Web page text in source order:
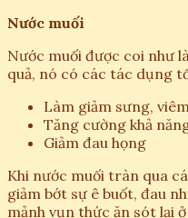
Nước muối
Nước muối được coi như
quả, nó có các tác dụng
Làm giảm sưng,
Tăng cường khả
Giảm đau họng
Khi nước muối tràn qua
giảm bớt sự ê buốt, đau
mảnh vụn thức ăn sót lại